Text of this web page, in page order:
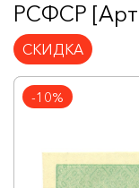
РСФСР
СКИДКА
-10%